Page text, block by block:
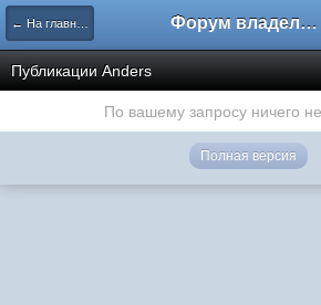
← На главную Форум владельцев интернет-магазинов
Публикации Anders
По вашему запросу ничего
Полная версия